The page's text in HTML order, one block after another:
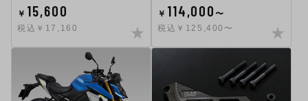
￥ 15,600
税込￥17,160
￥ 114,000〜
税込￥125,400〜